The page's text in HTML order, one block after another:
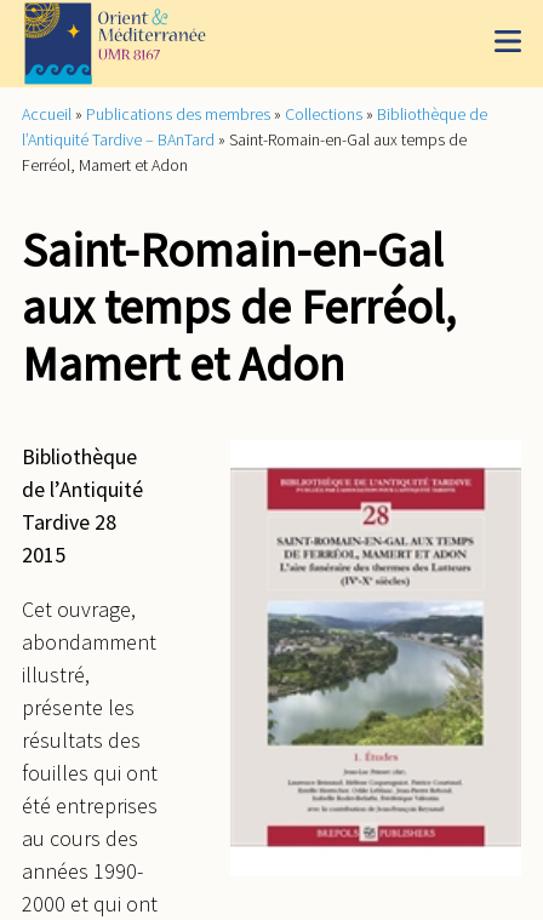
Accueil » Publications des membres » Collections » Bibliothèque de
l’Antiquité Tardive – BAnTard » Saint-Romain-en-Gal aux temps de
Ferréol, Mamert et Adon
Saint-Romain-en-Gal
aux temps de Ferréol,
Mamert et Adon
Bibliothèque
de l’Antiquité
Tardive 28
2015
Cet ouvrage,
abondamment
illustré,
présente les
résultats des
fouilles qui ont
été entreprises
au cours des
années 1990-
2000 et qui ont